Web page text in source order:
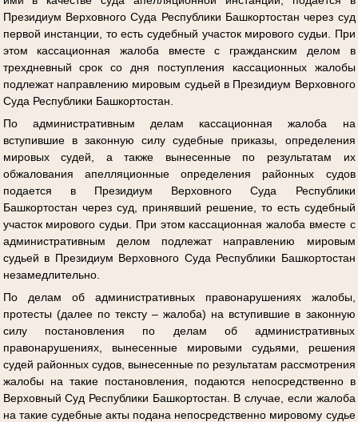
Президиум Верховного Суда Республики Башкортостан через суд
первой инстанции, то есть судебный участок мирового судьи. При
этом кассационная жалоба вместе с гражданским делом в
трехдневный срок со дня поступления кассационных жалобы
подлежат направлению мировым судьей в Президиум Верховного
Суда Республики Башкортостан.
По административным делам кассационная жалоба на
вступившие в законную силу судебные приказы, определения
мировых судей, а также вынесенные по результатам их
обжалования апелляционные определения районных судов
подается в Президиум Верховного Суда Республики
Башкортостан через суд, принявший решение, то есть судебный
участок мирового судьи. При этом кассационная жалоба вместе с
административным делом подлежат направлению мировым
судьей в Президиум Верховного Суда Республики Башкортостан
незамедлительно.
По делам об административных правонарушениях жалобы,
протесты (далее по тексту – жалоба) на вступившие в законную
силу постановления по делам об административных
правонарушениях, вынесенные мировыми судьями, решения
судей районных судов, вынесенные по результатам рассмотрения
жалобы на такие постановления, подаются непосредственно в
Верховный Суд Республики Башкортостан. В случае, если жалоба
на такие судебные акты подана непосредственно мировому судье